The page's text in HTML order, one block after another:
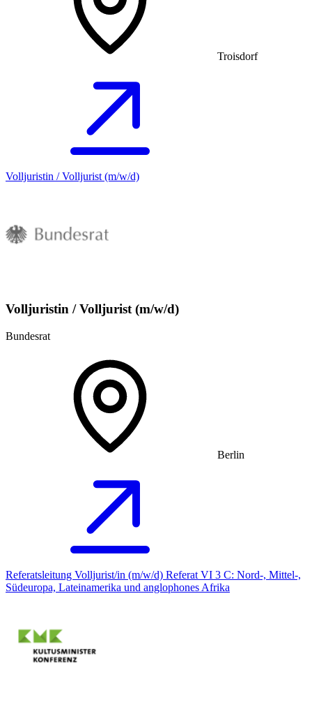
Troisdorf
Volljuristin / Volljurist (m/w/d)
Volljuristin / Volljurist (m/w/d)
Bundesrat
Berlin
Referatsleitung Volljurist/in (m/w/d) Referat VI 3 C: Nord-, Mittel-,
Südeuropa, Lateinamerika und anglophones Afrika